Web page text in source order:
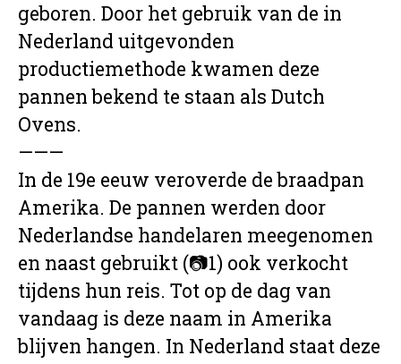
geboren. Door het gebruik van de in
Nederland uitgevonden
productiemethode kwamen deze
pannen bekend te staan als Dutch
Ovens.
———
In de 19e eeuw veroverde de braadpan
Amerika. De pannen werden door
Nederlandse handelaren meegenomen
en naast gebruikt (📷1) ook verkocht
tijdens hun reis. Tot op de dag van
vandaag is deze naam in Amerika
blijven hangen. In Nederland staat deze